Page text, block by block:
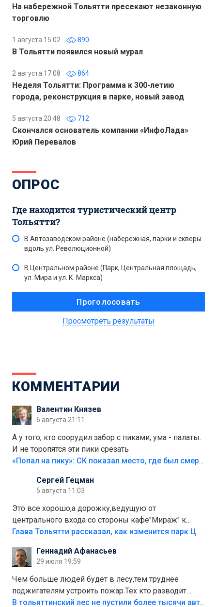
На набережной Тольятти пресекают незаконную
торговлю
1 августа 15:02 890
В Тольятти появился новый мурал
2 августа 17:08 864
Неделя Тольятти: Программа к 300-летию
города, реконструкция в парке, новый завод
5 августа 20:48 712
Скончался основатель компании «ИнфоЛада»
Юрий Перевалов
ОПРОС
Где находится туристический центр
Тольятти?
В Автозаводском районе (набережная, парки и скверы
вдоль ул. Революционной)
В Центральном районе (Парк, Центральная площадь,
ул. Мира и ул. К. Маркса)
Просмотреть результаты
КОММЕНТАРИИ
Валентин Князев
6 августа 21:11
А у того, кто соорудил забор с пиками, ума - палаты.
И не торопятся эти пики срезать
«Попал на пику»: СК показал место, где был смертельно травмирован ребенок в Тольятти
Сергей Гецман
5 августа 11:03
Это все хорошо,а дорожку,ведущую от
центрального входа со стороны кафе"Мираж" к
аттракционам слабо доделать?А то бордюры
лежала в парке и испортилась.Да еще,видимо,часть
украли.
Глава Тольятти рассказал, как изменится парк Центрального района
Геннадий Афанасьев
29 июля 19:59
Чем больше людей будет в лесу,тем труднее
поджигателям устроить пожар.Тех кто разводит
костры,тех надо безбожно штрафовать.Камер полно
В тольяттинский лес не пустили более тысячи автомобилей